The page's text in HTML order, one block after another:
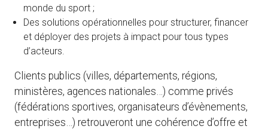
monde du sport ;
Des solutions opérationnelles pour structurer, financer
et déployer des projets à impact pour tous types
d’acteurs.
Clients publics (villes, départements, régions,
ministères, agences nationales…) comme privés
(fédérations sportives, organisateurs d’évènements,
entreprises…) retrouveront une cohérence d’offre et